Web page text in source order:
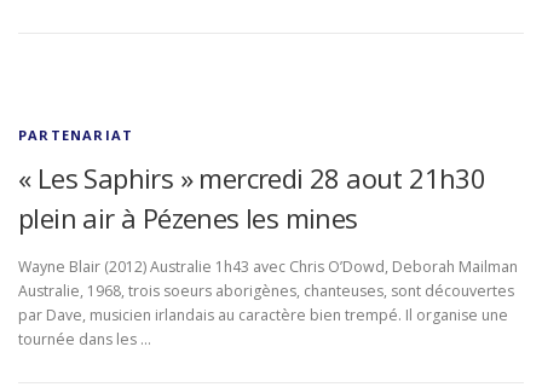
PARTENARIAT
« Les Saphirs » mercredi 28 aout 21h30
plein air à Pézenes les mines
Wayne Blair (2012) Australie 1h43 avec Chris O’Dowd, Deborah Mailman
Australie, 1968, trois soeurs aborigènes, chanteuses, sont découvertes
par Dave, musicien irlandais au caractère bien trempé. Il organise une
tournée dans les …